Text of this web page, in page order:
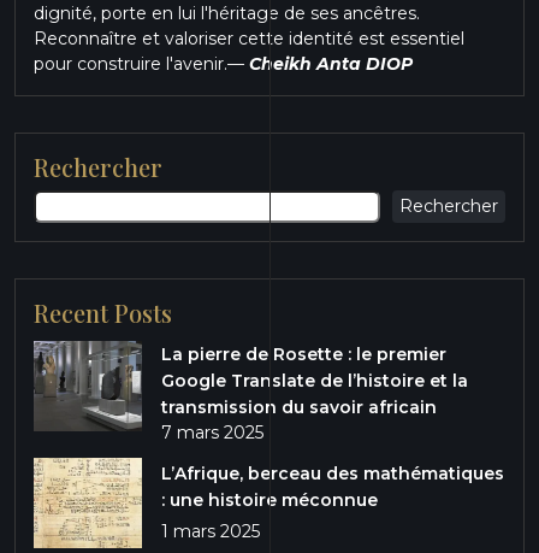
dignité, porte en lui l'héritage de ses ancêtres.
Reconnaître et valoriser cette identité est essentiel
pour construire l'avenir.— Cheikh Anta DIOP
Rechercher
Rechercher
Recent Posts
La pierre de Rosette : le premier
Google Translate de l’histoire et la
transmission du savoir africain
7 mars 2025
L’Afrique, berceau des mathématiques
: une histoire méconnue
1 mars 2025